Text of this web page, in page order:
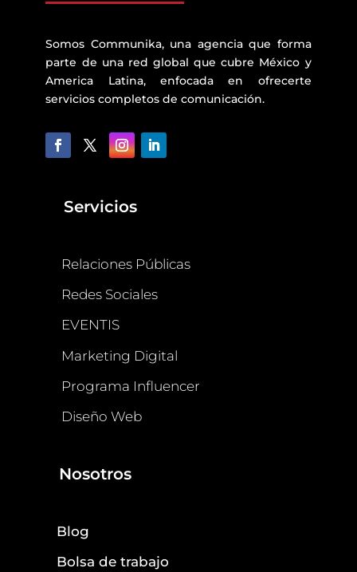
Somos Communika, una agencia que forma
parte de una red global que cubre México y
America Latina, enfocada en ofrecerte
servicios completos de comunicación.
Servicios
Relaciones Públicas
Redes Sociales
EVENTIS
Marketing Digital
Programa Influencer
Diseño Web
Nosotros
Blog
Bolsa de trabajo